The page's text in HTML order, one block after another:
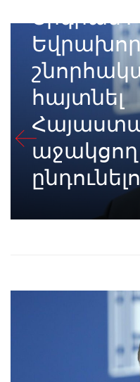
Տիգրան
հայտնել